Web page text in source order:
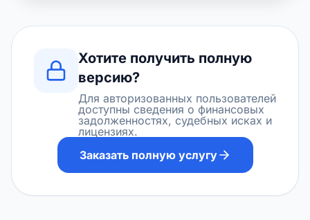
Хотите получить полную
версию?
Для авторизованных пользователей
доступны сведения о финансовых
задолженностях, судебных исках и
лицензиях.
Заказать полную услугу